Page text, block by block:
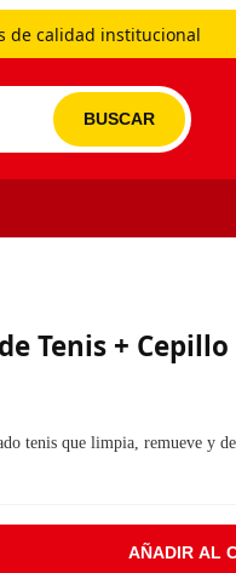
de calidad institucional
Tenis +
tenis que limpia, remueve y
Cepillo para lavado de Tenis
AÑADIR AL